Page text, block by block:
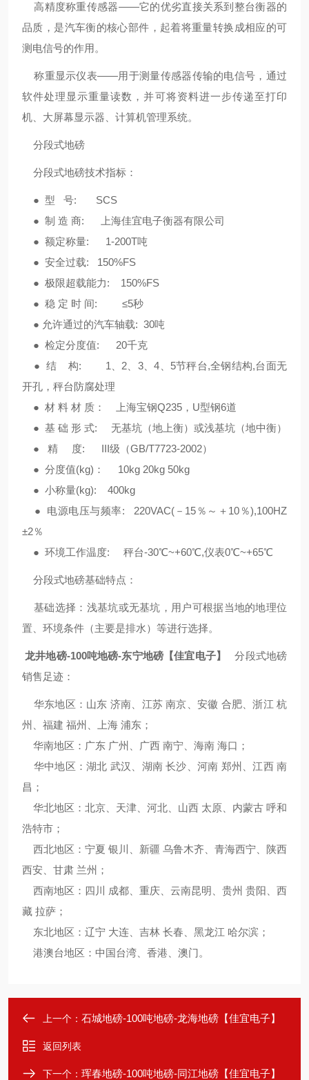
高精度称重传感器——它的优劣直接关系到整台衡器的
品质，是汽车衡的核心部件，起着将重量转换成相应的可
测电信号的作用。
称重显示仪表——用于测量传感器传输的电信号，通过
软件处理显示重量读数，并可将资料进一步传递至打印
机、大屏幕显示器、计算机管理系统。
分段式地磅
分段式地磅技术指标：
● 型 号: SCS
● 制 造 商: 上海佳宜电子衡器有限公司
● 额定称量: 1-200T吨
● 安全过载: 150%FS
● 极限超载能力: 150%FS
● 稳 定 时 间: ≤5秒
● 允许通过的汽车轴载: 30吨
● 检定分度值: 20千克
● 结 构: 1、2、3、4、5节秤台,全钢结构,台面无
开孔，秤台防腐处理
● 材 料 材 质： 上海宝钢Q235，U型钢6道
● 基 础 形 式: 无基坑（地上衡）或浅基坑（地中衡）
● 精 度: III级（GB/T7723-2002）
● 分度值(kg)： 10kg 20kg 50kg
● 小称量(kg): 400kg
● 电源电压与频率: 220VAC(－15％～＋10％),100HZ
±2％
● 环境工作温度: 秤台-30℃~+60℃,仪表0℃~+65℃
分段式地磅基础特点：
基础选择：浅基坑或无基坑，用户可根据当地的地理位
置、环境条件（主要是排水）等进行选择。
龙井地磅-100吨地磅-东宁地磅【佳宜电子】
分段式地磅
销售足迹：
华东地区：山东 济南、江苏 南京、安徽 合肥、浙江 杭
州、福建 福州、上海 浦东；
华南地区：广东 广州、广西 南宁、海南 海口；
华中地区：湖北 武汉、湖南 长沙、河南 郑州、江西 南
昌；
华北地区：北京、天津、河北、山西 太原、内蒙古 呼和
浩特市；
西北地区：宁夏 银川、新疆 乌鲁木齐、青海西宁、陕西
西安、甘肃 兰州；
西南地区：四川 成都、重庆、云南昆明、贵州 贵阳、西
藏 拉萨；
东北地区：辽宁 大连、吉林 长春、黑龙江 哈尔滨；
港澳台地区：中国台湾、香港、澳门。
上一个： 石城地磅-100吨地磅-龙海地磅【佳宜电子】
返回列表
下一个： 珲春地磅-100吨地磅-同江地磅【佳宜电子】